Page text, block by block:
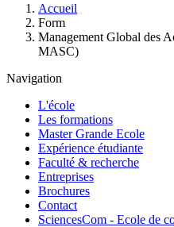
d'Ariane
Accueil
Form
Management Global des
MASC)
Navigation
L'école
Les formations
Master Grande Ecole
Expérience étudiante
Faculté & recherche
Entreprises
Brochures
Contact
SciencesCom - Ecole de